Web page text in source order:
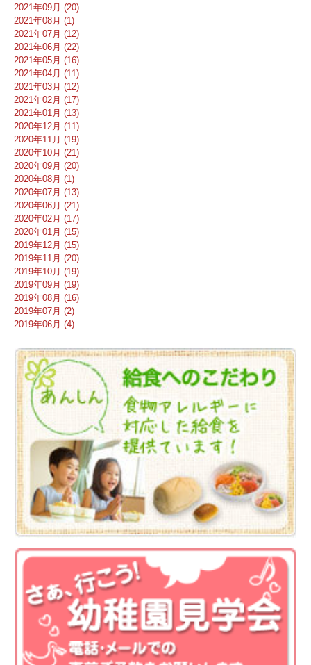
2021年09月 (20)
2021年08月 (1)
2021年07月 (12)
2021年06月 (22)
2021年05月 (16)
2021年04月 (11)
2021年03月 (12)
2021年02月 (17)
2021年01月 (13)
2020年12月 (11)
2020年11月 (19)
2020年10月 (21)
2020年09月 (20)
2020年08月 (1)
2020年07月 (13)
2020年06月 (21)
2020年02月 (17)
2020年01月 (15)
2019年12月 (15)
2019年11月 (20)
2019年10月 (19)
2019年09月 (19)
2019年08月 (16)
2019年07月 (2)
2019年06月 (4)